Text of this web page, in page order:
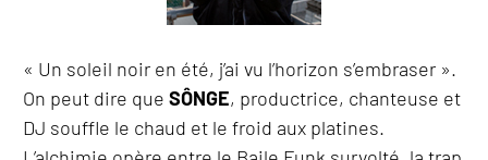
« Un soleil noir en été, j’ai vu l’horizon s’embraser ».
On peut dire que SÔNGE, productrice, chanteuse et
DJ souffle le chaud et le froid aux platines.